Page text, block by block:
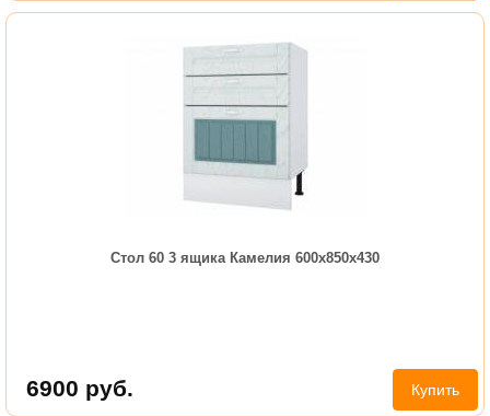
Стол 60 3 ящика Камелия 600х850х430
6900 руб. Купить